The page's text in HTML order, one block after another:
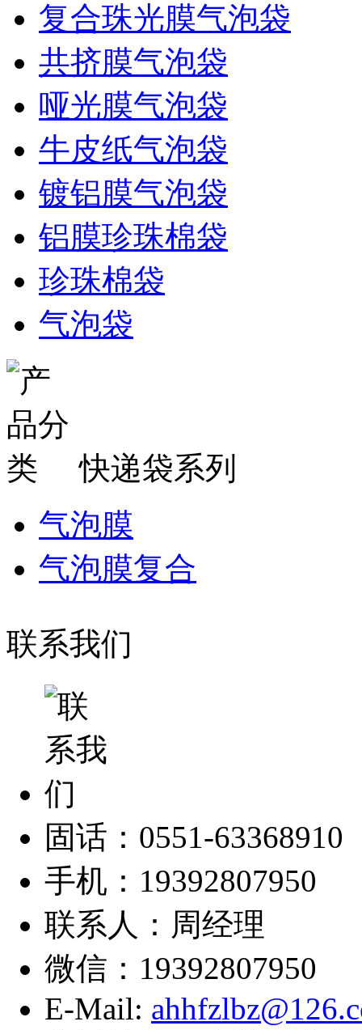
复合珠光膜气泡袋
共挤膜气泡袋
哑光膜气泡袋
牛皮纸气泡袋
镀铝膜气泡袋
铝膜珍珠棉袋
珍珠棉袋
气泡袋
快递袋系列
气泡膜
气泡膜复合
联系我们
固话：0551-63368910
手机：19392807950
联系人：周经理
微信：19392807950
E-Mail: